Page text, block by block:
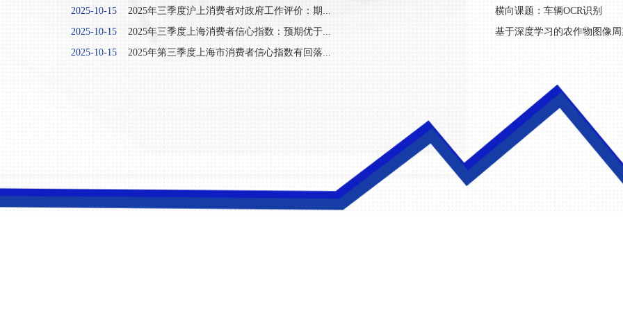
2025-10-15
2025年三季度沪上消费者对政府工作评价：期...
2025-10-15
2025年三季度上海消费者信心指数：预期优于...
2025-10-15
2025年第三季度上海市消费者信心指数有回落...
横向课题：车辆OCR识别
基于深度学习的农作物图像